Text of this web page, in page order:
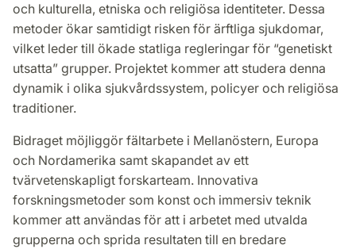
och kulturella, etniska och religiösa identiteter. Dessa
metoder ökar samtidigt risken för ärftliga sjukdomar,
vilket leder till ökade statliga regleringar för “genetiskt
utsatta” grupper. Projektet kommer att studera denna
dynamik i olika sjukvårdssystem, policyer och religiösa
traditioner.
Bidraget möjliggör fältarbete i Mellanöstern, Europa
och Nordamerika samt skapandet av ett
tvärvetenskapligt forskarteam. Innovativa
forskningsmetoder som konst och immersiv teknik
kommer att användas för att i arbetet med utvalda
grupperna och sprida resultaten till en bredare